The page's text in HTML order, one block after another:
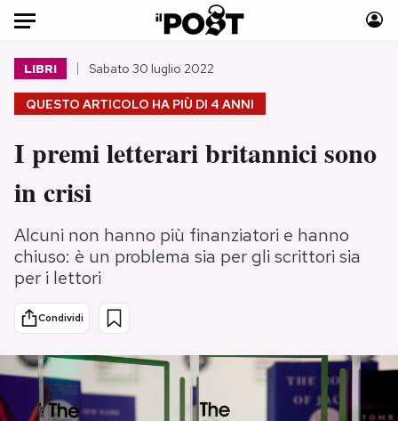
Auto
HOME
Italia
Politica
Tecnologia
Internet
Scienza
Cultura
Economia
Sport
Moda
Storie/Idee
Ok Boomer!
Mondiali calcio 2026
QUESTO ARTICOLO HA PIÙ DI 4 ANNI
LIBRI Sabato 30 luglio 2022
I premi letterari britannici sono
in crisi
Alcuni non hanno più finanziatori e hanno
chiuso: è un problema sia per gli scrittori sia
per i lettori
Condividi